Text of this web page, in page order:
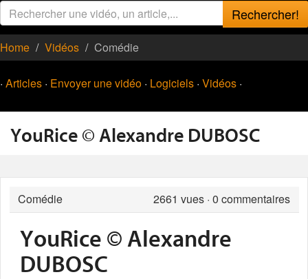
Rechercher!
Home Vidéos Comédie
· Articles · Envoyer une vidéo · Logiciels · Vidéos ·
YouRice © Alexandre DUBOSC
Comédie 2661 vues · 0 commentaires
YouRice © Alexandre
DUBOSC